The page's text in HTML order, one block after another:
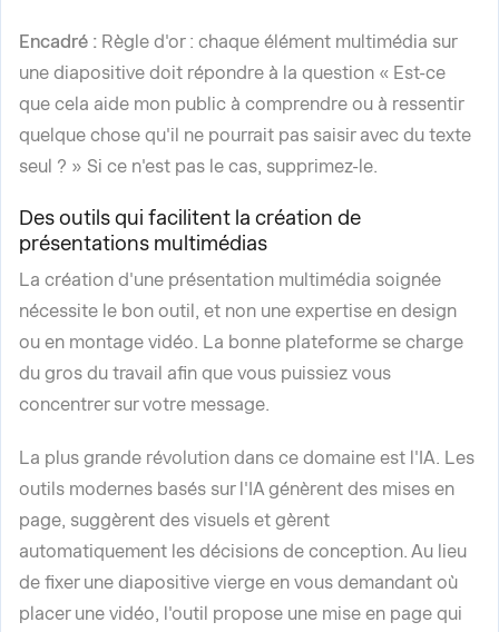
Encadré : Règle d'or : chaque élément multimédia sur
une diapositive doit répondre à la question « Est-ce
que cela aide mon public à comprendre ou à ressentir
quelque chose qu'il ne pourrait pas saisir avec du texte
seul ? » Si ce n'est pas le cas, supprimez-le.
Des outils qui facilitent la création de
présentations multimédias
La création d'une présentation multimédia soignée
nécessite le bon outil, et non une expertise en design
ou en montage vidéo. La bonne plateforme se charge
du gros du travail afin que vous puissiez vous
concentrer sur votre message.
La plus grande révolution dans ce domaine est l'IA. Les
outils modernes basés sur l'IA génèrent des mises en
page, suggèrent des visuels et gèrent
automatiquement les décisions de conception. Au lieu
de fixer une diapositive vierge en vous demandant où
placer une vidéo, l'outil propose une mise en page qui